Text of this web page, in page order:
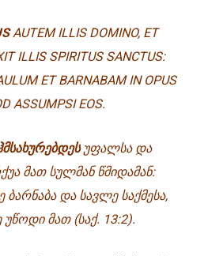
AUTEM ILLIS DOMINO, ET
ILLIS SPIRITUS SANCTUS:
ET BARNABAM IN OPUS
ASSUMPSI EOS.
ᲣᲤᲐᲚᲡᲐ ᲓᲐ
ᲛᲐᲗ ᲡᲣᲚᲛᲐᲜ ᲬᲛᲘᲓᲐᲛᲐᲜ:
ᲑᲐᲠᲜᲐᲑᲐ ᲓᲐ ᲡᲐᲕᲚᲔ ᲡᲐᲥᲛᲔᲡᲐ,
ᲣᲬᲝᲓᲘ ᲛᲐᲗ (ᲡᲐᲥ. 13:2).